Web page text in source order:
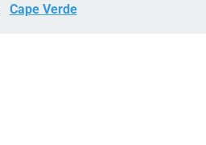
Cape Verde